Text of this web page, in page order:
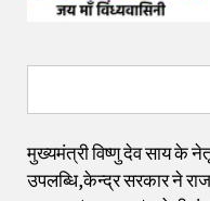
मुख्यमंत्री विष्णु देव साय के
उपलब्धि,केन्द्र सरकार ने